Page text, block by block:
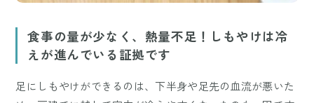
食事の量が少なく、熱量不足！しもやけは冷
えが進んでいる証拠です
足にしもやけができるのは、下半身や足先の血流が悪いた